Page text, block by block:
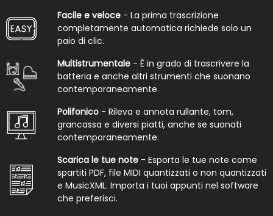
Facile e veloce - La prima trascrizione
completamente automatica richiede solo un
paio di clic.
Multistrumentale- È in grado di trascrivere la
batteria e anche altri strumenti che suonano
contemporaneamente.
Polifonico- Rileva e annota rullante, tom,
grancassa e diversi piatti, anche se suonati
contemporaneamente.
Scarica le tue note- Esporta le tue note come
spartiti PDF, file MIDI quantizzati o non quantizzati
e MusicXML. Importa i tuoi appunti nel software
che preferisci.